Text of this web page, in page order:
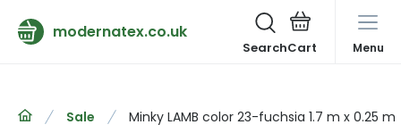
modernatex.co.uk
Search Menu
Sale Minky LAMB color 23-fuchsia 1.7 m x 0.25 m